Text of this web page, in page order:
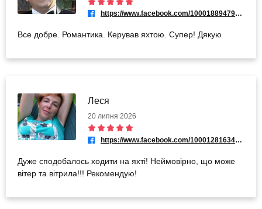
https://www.facebook.com/100018894792430
Все добре. Романтика. Керував яхтою. Супер! Дякую
Леся
20 липня 2026
https://www.facebook.com/100012816344379
Дуже сподобалось ходити на яхті! Неймовірно, що може
вітер та вітрила!!! Рекомендую!